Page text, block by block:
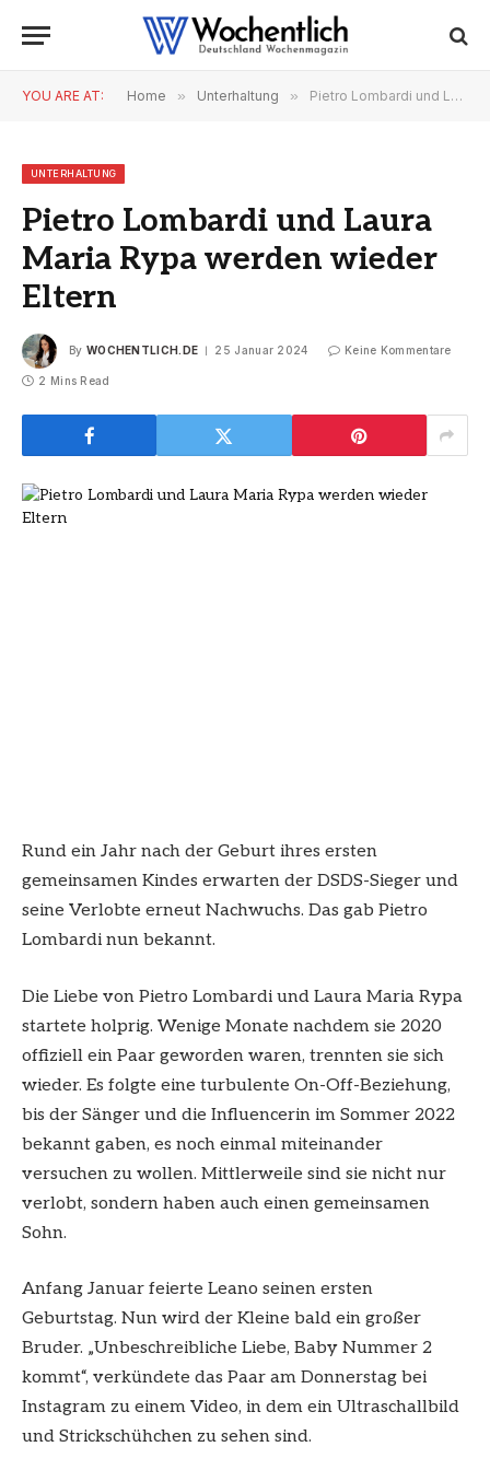
YOU ARE AT: Home » Unterhaltung » Pietro Lombardi und Laura Maria Rypa werden wieder Eltern
UNTERHALTUNG
Pietro Lombardi und Laura
Maria Rypa werden wieder
Eltern
By WOCHENTLICH.DE 25 Januar 2024 Keine Kommentare
2 Mins Read
Rund ein Jahr nach der Geburt ihres ersten
gemeinsamen Kindes erwarten der DSDS-Sieger und
seine Verlobte erneut Nachwuchs. Das gab Pietro
Lombardi nun bekannt.
Die Liebe von Pietro Lombardi und Laura Maria Rypa
startete holprig. Wenige Monate nachdem sie 2020
offiziell ein Paar geworden waren, trennten sie sich
wieder. Es folgte eine turbulente On-Off-Beziehung,
bis der Sänger und die Influencerin im Sommer 2022
bekannt gaben, es noch einmal miteinander
versuchen zu wollen. Mittlerweile sind sie nicht nur
verlobt, sondern haben auch einen gemeinsamen
Sohn.
Anfang Januar feierte Leano seinen ersten
Geburtstag. Nun wird der Kleine bald ein großer
Bruder. „Unbeschreibliche Liebe, Baby Nummer 2
kommt“, verkündete das Paar am Donnerstag bei
Instagram zu einem Video, in dem ein Ultraschallbild
und Strickschühchen zu sehen sind.